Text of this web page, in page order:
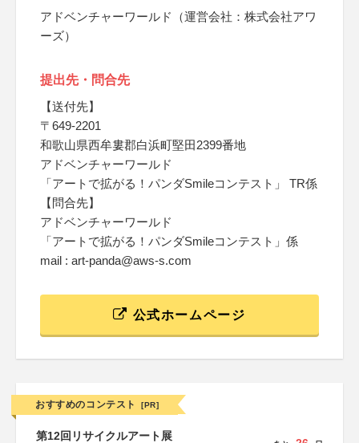
アドベンチャーワールド（運営会社：株式会社アワ
ーズ）
提出先・問合先
【送付先】
〒649-2201
和歌山県西牟婁郡白浜町堅田2399番地
アドベンチャーワールド
「アートで拡がる！パンダSmileコンテスト」 TR係
【問合先】
アドベンチャーワールド
「アートで拡がる！パンダSmileコンテスト」係
mail : art-panda@aws-s.com
公式ホームページ
おすすめのコンテスト [PR]
第12回リサイクルアート展